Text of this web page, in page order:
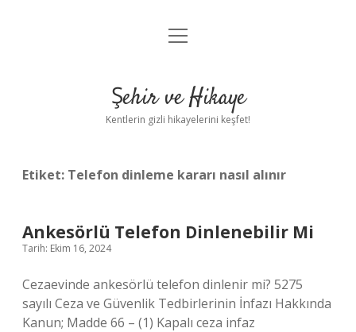
Anasayfa
Yasal Uyarı
menüyü
Şehir ve Hikaye
Kentlerin gizli hikayelerini keşfet!
Etiket: Telefon dinleme kararı nasıl alınır
Ankesörlü Telefon Dinlenebilir Mi
Tarih: Ekim 16, 2024
Cezaevinde ankesörlü telefon dinlenir mi? 5275
sayılı Ceza ve Güvenlik Tedbirlerinin İnfazı Hakkında
Kanun; Madde 66 – (1) Kapalı ceza infaz